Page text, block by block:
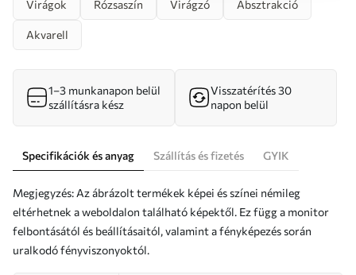
Virágok Rózsaszín Virágzó Absztrakció
Akvarell
1–3 munkanapon belül
szállításra kész
Visszatérítés 30
napon belül
Specifikációk és anyag Szállítás és fizetés GYIK
Megjegyzés: Az ábrázolt termékek képei és színei némileg
eltérhetnek a weboldalon található képektől. Ez függ a monitor
felbontásától és beállításaitól, valamint a fényképezés során
uralkodó fényviszonyoktól.